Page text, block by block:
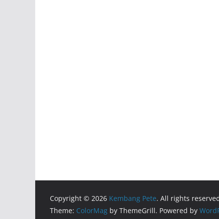
Copyright © 2026 Kembang Pete. All rights
Theme: ColorMag by ThemeGrill. Powered by